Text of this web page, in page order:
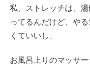
私、ストレッチは、
ってるんだけど、や
くていいし、
お風呂上りのマッサ